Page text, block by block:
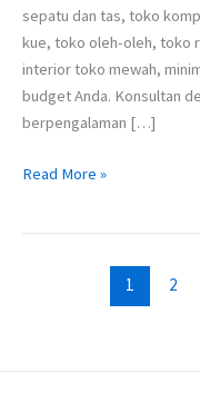
sepatu dan tas, toko
kue, toko oleh-oleh, toko
interior toko mewah,
budget Anda. Konsultan
berpengalaman […]
Mewah
Murah
|
Interior
Toko
Cilegon
|
Read More »
1 2